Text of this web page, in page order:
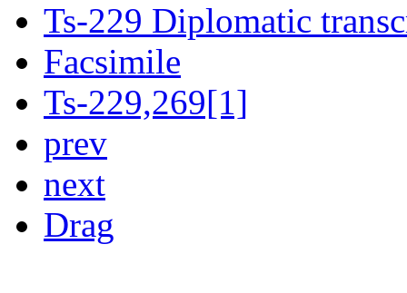
Ts-229 Diplomatic
Facsimile
Ts-229,269[1]
prev
next
Drag